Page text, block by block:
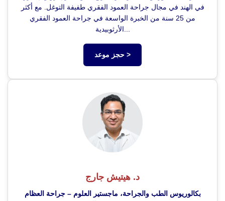
في الهند في مجال جراحة العمود الفقري طفيفة التوغل. مع أكثر
من 25 سنة من الخبرة الواسعة في جراحة العمود الفقري
حجز موعد >
د. هيتيش جارج
بكالوريوس الطب والجراحة، ماجستير العلوم – جراحة العظام